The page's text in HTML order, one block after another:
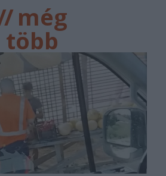
még
több